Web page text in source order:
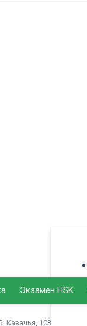
Казачья, 103
Экзамен HSK